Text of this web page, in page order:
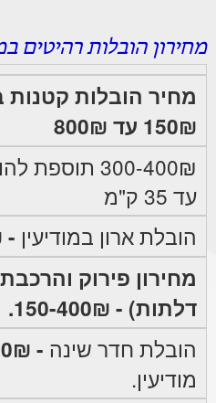
מחירון הובלות רהיטים
מחיר הובלות קטנות
150₪ עד 800₪
300-400₪
עד 35 ק"מ
הובלת ארון במודיעין - 150-500₪
דלתות) - 150-400₪.
הובלת חדר שינה - 250-500₪
מודיעין.